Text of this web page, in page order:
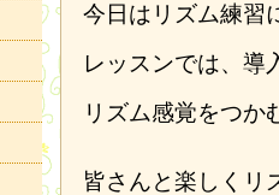
今日はリズム練習
レッスンでは、導
リズム感覚をつか
皆さんと楽しくリ